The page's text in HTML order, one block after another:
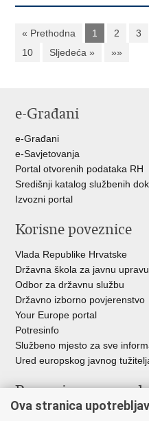
« Prethodna 1 2 3
10
Sljedeća » »»
e-Građani
e-Građani
e-Savjetovanja
Portal otvorenih podataka RH
Središnji katalog službenih
Izvozni portal
Korisne poveznice
Vlada Republike Hrvatske
Državna škola za javnu upravu
Odbor za državnu službu
Državno izborno povjerenstvo
Your Europe portal
Potresinfo
Službeno mjesto za sve
Ured europskog javnog
Poveznice
Ova stranica